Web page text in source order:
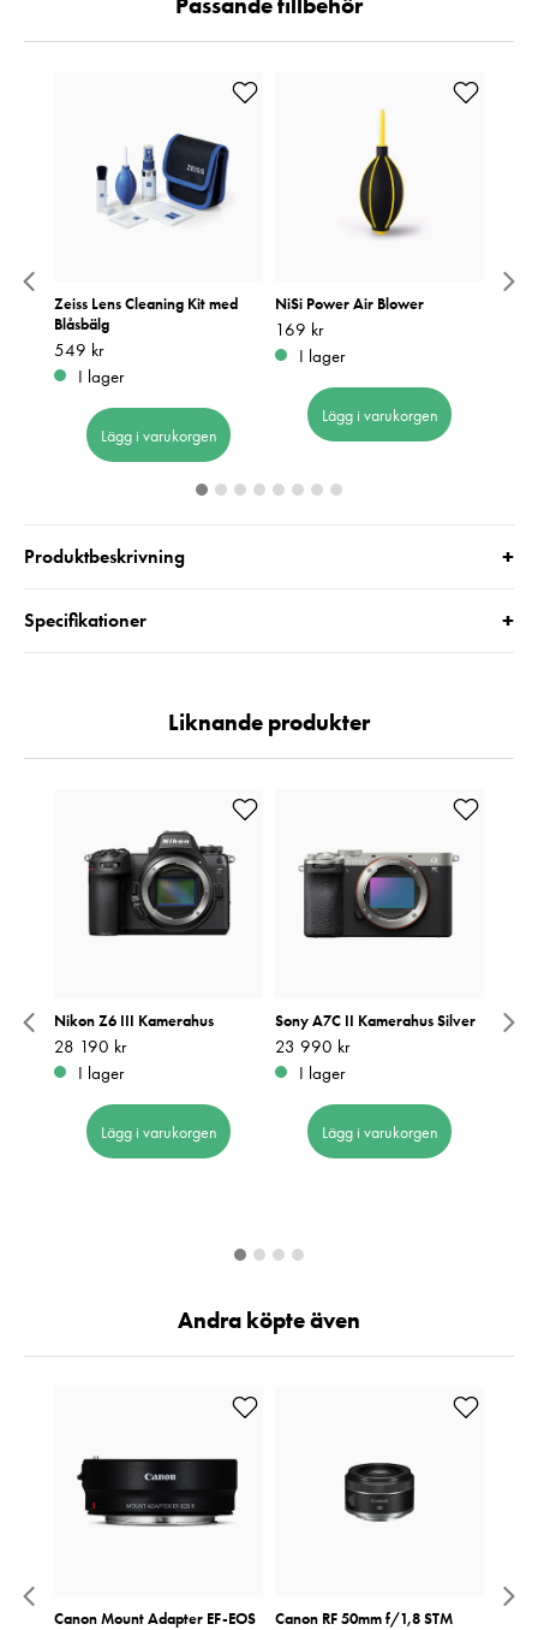
Zeiss Lens Cleaning Kit med
Blåsbälg
Pris: 549 kr
549 kr
I lager
Lägg i varukorgen
NiSi Power Air Blower
Pris: 169 kr
169 kr
I lager
Lägg i varukorgen
Produktbeskrivning +
Specifikationer +
Liknande produkter
Nikon Z6 III Kamerahus
Pris :28 190 kr
28 190 kr
I lager
Lägg i varukorgen
Sony A7C II Kamerahus Silver
Pris :23 990 kr
23 990 kr
I lager
Lägg i varukorgen
OM
Andra köpte även
Canon Mount Adapter EF-EOS
Canon RF 50mm f/1,8 STM